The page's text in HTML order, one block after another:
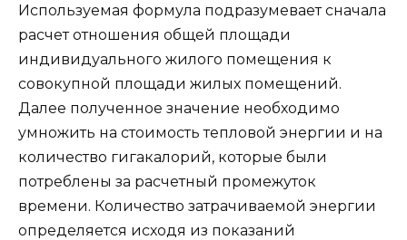
Используемая формула подразумевает сначала
расчет отношения общей площади
индивидуального жилого помещения к
совокупной площади жилых помещений.
Далее полученное значение необходимо
умножить на стоимость тепловой энергии и на
количество гигакалорий, которые были
потреблены за расчетный промежуток
времени. Количество затрачиваемой энергии
определяется исходя из показаний